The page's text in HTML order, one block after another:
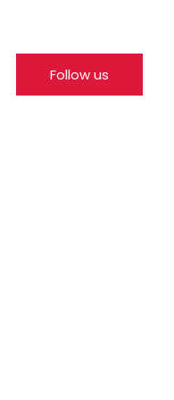
Follow us